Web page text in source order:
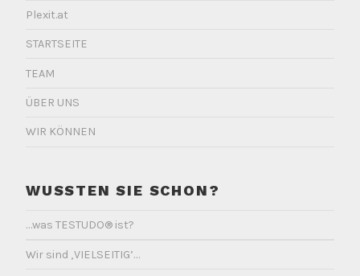
Plexit.at
STARTSEITE
TEAM
ÜBER UNS
WIR KÖNNEN
WUSSTEN SIE SCHON?
…was TESTUDO® ist?
Wir sind ‚VIELSEITIG’…